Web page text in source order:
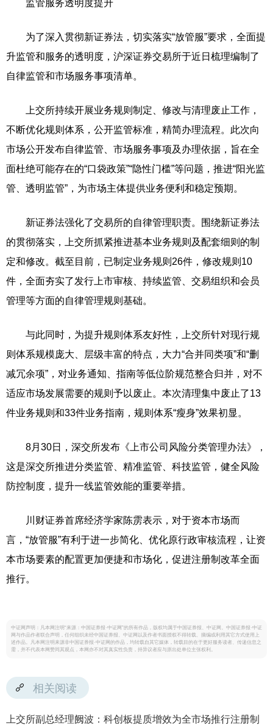
监管服务透明度提升
为了深入贯彻新证券法，切实落实“放管服”要求，全面提
升监管和服务的透明度，沪深证券交易所于近日梳理编制了
自律监管和市场服务事项清单。
上交所持续开展业务规则制定、修改与清理废止工作，
不断优化规则体系，公开监管标准，精简办理流程。此次向
市场公开发布自律监管、市场服务事项及办理依据，旨在全
面杜绝可能存在的“口袋政策”“隐性门槛”等问题，推进“阳光监
管、透明监管”，为市场主体提供业务便利和稳定预期。
新证券法强化了交易所的自律管理职责。围绕新证券法
的贯彻落实，上交所抓紧推进基本业务规则及配套细则的制
定和修改。截至目前，已制定业务规则26件，修改规则10
件，全面夯实了发行上市审核、持续监管、交易组织和会员
管理等方面的自律管理规则基础。
与此同时，为提升规则体系友好性，上交所针对现行规
则体系规模庞大、层级丰富的特点，大力“合并同类项”和“删
减冗余项”，对业务通知、指南等低位阶规范整合归并，对不
适应市场发展需要的规则予以废止。本次清理集中废止了13
件业务规则和33件业务指南，规则体系“瘦身”效果初显。
8月30日，深交所发布《上市公司风险分类管理办法》，
这是深交所推进分类监管、精准监管、科技监管，健全风险
防控制度，提升一线监管效能的重要举措。
川财证券首席经济学家陈雳表示，对于资本市场而
言，“放管服”有利于进一步简化、优化原行政审核流程，让资
本市场要素的配置更加便捷和市场化，促进注册制改革全面
推行。
中证网声明：凡本网注明“来源：中国证券报·中证网”的所有作品，版权均属于中国证券报、中证网。中国证券报·中证
网与作品作者联合声明，任何组织未经中国证券报、中证网以及作者书面授权不得转载、摘编或利用其它方式使用上
述作品。凡本网注明来源非中国证券报·中证网的作品，均转载自其它媒体，转载目的在于更好服务读者、传递信息之
需，并不代表本网赞同其观点，本网亦不对其真实性负责，持异议者应与原出处单位主张权利。
相关阅读
上交所副总经理阙波：科创板提质增效为全市场推行注册制